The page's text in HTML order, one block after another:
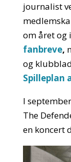
journalist
om året
fanbreve,
og
Spilleplan
I
The
en koncert